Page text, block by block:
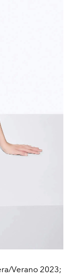
Verano 2023;